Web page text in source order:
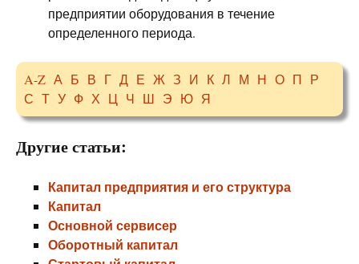
предприятии оборудования в течение
определенного периода.
A-Z А Б В Г Д Е Ж З И К Л М Н О П Р
С Т У Ф Х Ц Ч Ш Э Ю Я
Другие статьи:
Капитал предприятия и его структура
Капитал
Основной сервисер
Оборотный капитал